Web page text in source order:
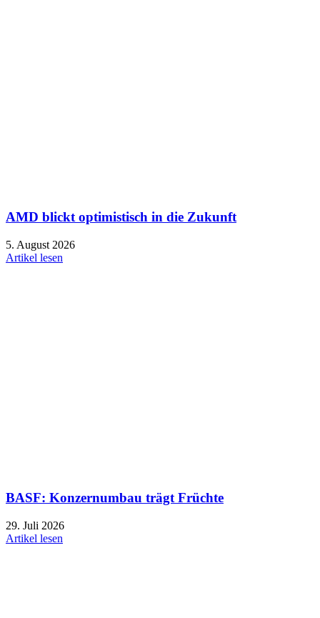
AMD blickt optimistisch in die Zukunft
5. August 2026
Artikel lesen
BASF: Konzernumbau trägt Früchte
29. Juli 2026
Artikel lesen